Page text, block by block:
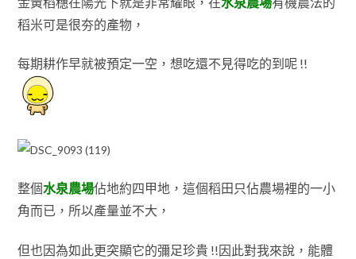
稻米可是很夯的產物，
每期耕作早就被預定一空 ， 想吃還不見得吃的到呢 !!
整個水泉農場佔地約四甲地，這個稻田只佔農場裡的一小
角而已，所以產量並不大 ，
但也因為如此更突顯它的彌足珍貴 !!因此對我來說，能體